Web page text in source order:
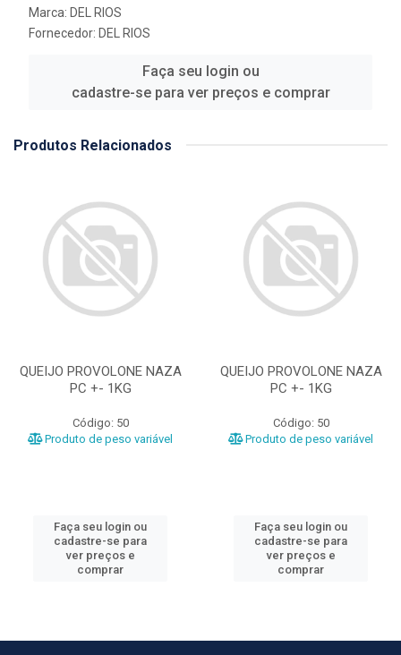
Marca: DEL RIOS
Fornecedor: DEL RIOS
Faça seu login ou
cadastre-se para ver preços e comprar
Produtos Relacionados
QUEIJO PROVOLONE NAZA
PC +- 1KG
Código: 50
Produto de peso variável
Faça seu login ou
cadastre-se para
ver preços e
comprar
QUEIJO PROVOLONE NAZA
PC +- 1KG
Código: 50
Produto de peso variável
Faça seu login ou
cadastre-se para
ver preços e
comprar